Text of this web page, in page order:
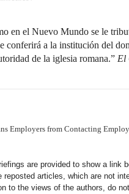
en el Nuevo Mundo se le
conferirá a la institución del
de la iglesia romana.” El
Employers from Contacting
are provided to show a link
reposted articles, which are not
to the views of the authors, do